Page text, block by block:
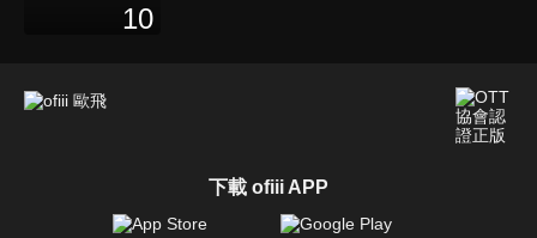
10
下載 ofiii APP